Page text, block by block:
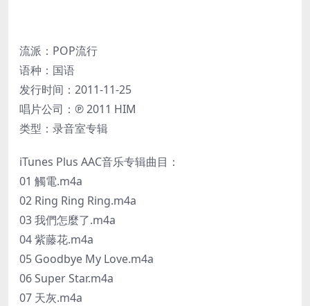
流派：POP流行
语种：国语
发行时间：2011-11-25
唱片公司：℗ 2011 HIM
类型：录音室专辑
iTunes Plus AAC音乐专辑曲目：
01 觸電.m4a
02 Ring Ring Ring.m4a
03 我們怎麼了.m4a
04 紫藤花.m4a
05 Goodbye My Love.m4a
06 Super Star.m4a
07 天灰.m4a